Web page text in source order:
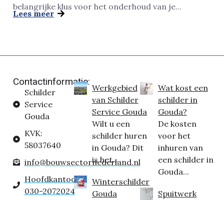
belangrijke klus voor het onderhoud van je...
Lees meer
Contactinformatie:
Schilder
Service
Gouda
KVK:
58037640
info@bouwsectornederland.nl
Hoofdkantoor:
030-2072024
Werkgebied
van Schilder
Service Gouda
Wilt u een
schilder huren
in Gouda? Dit
is het...
Winterschilder
Gouda
Wat kost een
schilder in
Gouda?
De kosten
voor het
inhuren van
een schilder in
Gouda...
Spuitwerk